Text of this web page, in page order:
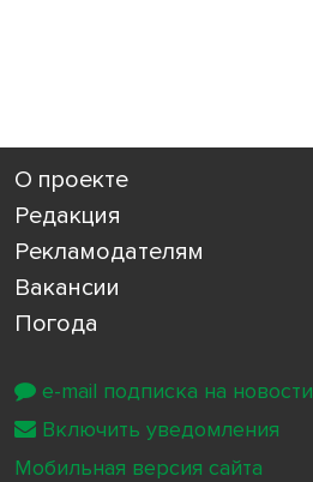
О проекте
Редакция
Рекламодателям
Вакансии
Погода
e-mail подписка на новости
Включить уведомления
Мобильная версия сайта